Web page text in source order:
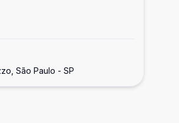
São Paulo - SP